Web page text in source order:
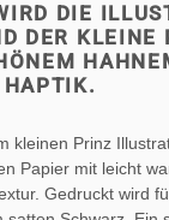
DIE
DER KLEINE
kleinen Prinz
Papier mit leicht
Gedruckt wird